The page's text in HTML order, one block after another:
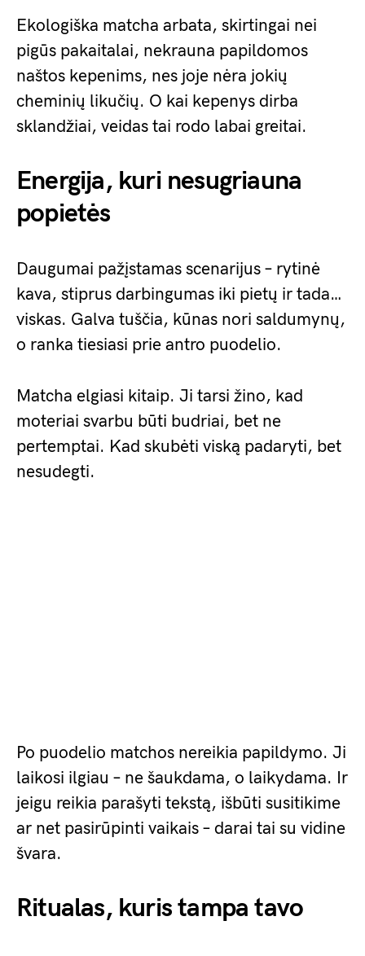
Ekologiška matcha arbata, skirtingai nei
pigūs pakaitalai, nekrauna papildomos
naštos kepenims, nes joje nėra jokių
cheminių likučių. O kai kepenys dirba
sklandžiai, veidas tai rodo labai greitai.
Energija, kuri nesugriauna
popietės
Daugumai pažįstamas scenarijus – rytinė
kava, stiprus darbingumas iki pietų ir tada…
viskas. Galva tuščia, kūnas nori saldumynų,
o ranka tiesiasi prie antro puodelio.
Matcha elgiasi kitaip. Ji tarsi žino, kad
moteriai svarbu būti budriai, bet ne
pertemptai. Kad skubėti viską padaryti, bet
nesudegti.
Po puodelio matchos nereikia papildymo. Ji
laikosi ilgiau – ne šaukdama, o laikydama. Ir
jeigu reikia parašyti tekstą, išbūti susitikime
ar net pasirūpinti vaikais – darai tai su vidine
švara.
Ritualas, kuris tampa tavo